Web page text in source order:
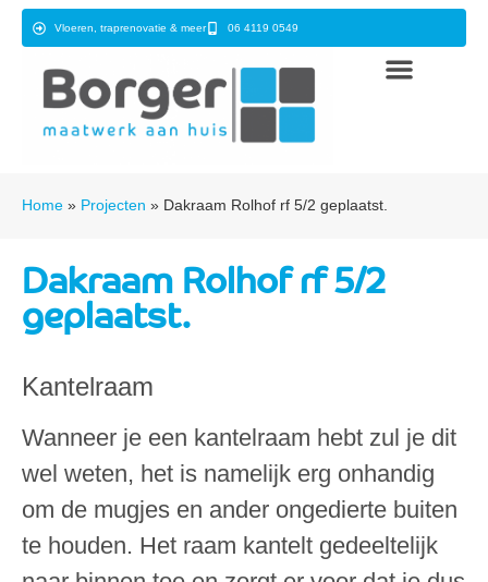
Vloeren, traprenovatie & meer 06 4119 0549
Home » Projecten » Dakraam Rolhof rf 5/2 geplaatst.
Dakraam Rolhof rf 5/2
geplaatst.
Kantelraam
Wanneer je een kantelraam hebt zul je dit
wel weten, het is namelijk erg onhandig
om de mugjes en ander ongedierte buiten
te houden. Het raam kantelt gedeeltelijk